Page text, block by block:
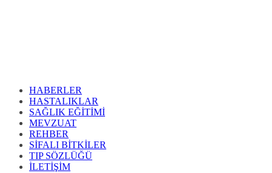
HABERLER
HASTALIKLAR
SAĞLIK EĞİTİMİ
MEVZUAT
REHBER
SİFALI BİTKİLER
TIP SÖZLÜĞÜ
İLETİŞİM